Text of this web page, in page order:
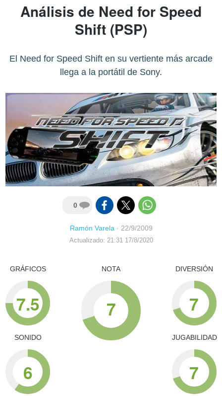
Análisis de Need for Speed
Shift (PSP)
El Need for Speed Shift en su vertiente más arcade
llega a la portátil de Sony.
0
Ramón Varela · 22/9/2009
Actualizado: 21:31 17/8/2020
GRÁFICOS
7.5
SONIDO
6
NOTA
7
DIVERSIÓN
7
JUGABILIDAD
7